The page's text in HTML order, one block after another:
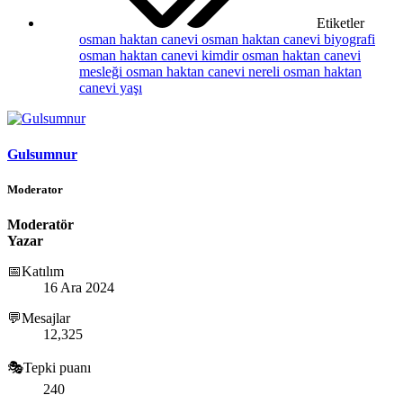
Etiketler
osman haktan canevi osman haktan canevi biyografi
osman haktan canevi kimdirosman haktan canevi
mesleği osman haktan canevi nereli osman haktan
canevi yaşı
Gulsumnur
Moderator
Moderatör
Yazar
📅Katılım
16 Ara 2024
💬Mesajlar
12,325
🎭Tepki puanı
240